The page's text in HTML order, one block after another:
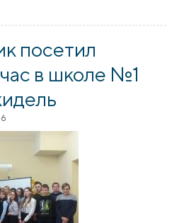
№1 города Скидель
посетил
в школе №1